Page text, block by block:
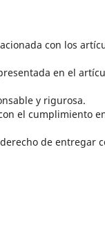
con los
en el
y rigurosa.
el cumplimiento
de entregar